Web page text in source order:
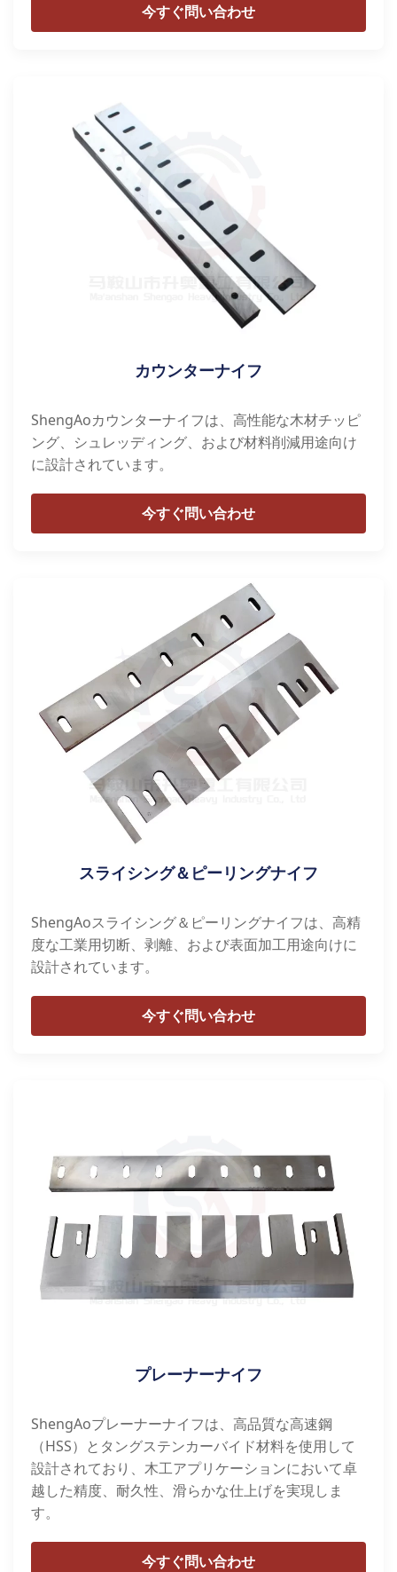
今すぐ問い合わせ
カウンターナイフ
ShengAoカウンターナイフは、高性能な木材チッピ
ング、シュレッディング、および材料削減用途向け
に設計されています。
今すぐ問い合わせ
スライシング＆ピーリングナイフ
ShengAoスライシング＆ピーリングナイフは、高精
度な工業用切断、剥離、および表面加工用途向けに
設計されています。
今すぐ問い合わせ
プレーナーナイフ
ShengAoプレーナーナイフは、高品質な高速鋼
（HSS）とタングステンカーバイド材料を使用して
設計されており、木工アプリケーションにおいて卓
越した精度、耐久性、滑らかな仕上げを実現しま
す。
今すぐ問い合わせ